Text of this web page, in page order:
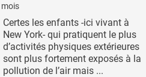
mois
Certes les enfants -ici vivant à
New York- qui pratiquent le plus
d’activités physiques extérieures
sont plus fortement exposés à la
pollution de l’air mais ...